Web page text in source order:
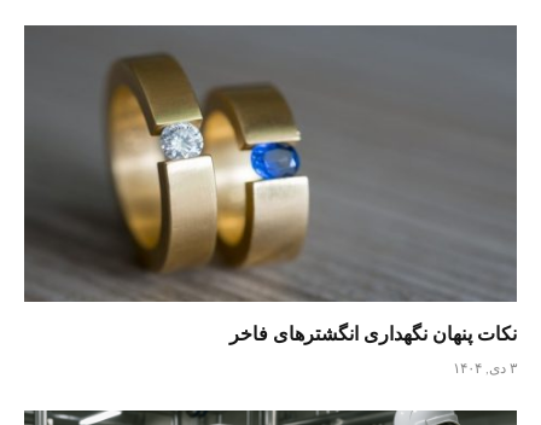
نکات پنهان نگهداری انگشترهای فاخر
۳ دی, ۱۴۰۴